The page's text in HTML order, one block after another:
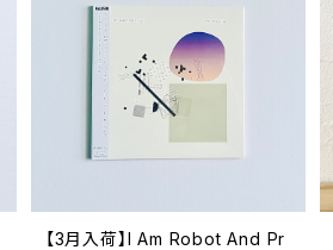
【3月入荷】I Am Robot And Pr